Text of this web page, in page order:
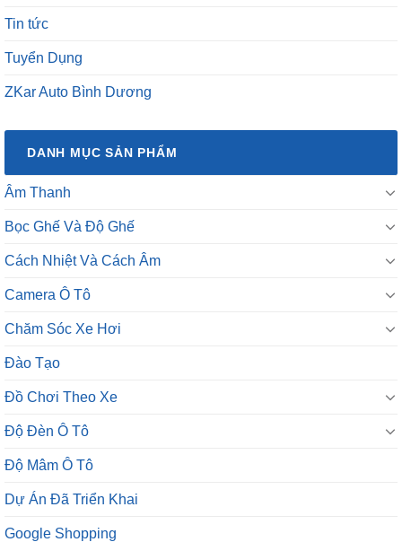
Tin tức
Tuyển Dụng
ZKar Auto Bình Dương
DANH MỤC SẢN PHẨM
Âm Thanh
Bọc Ghế Và Độ Ghế
Cách Nhiệt Và Cách Âm
Camera Ô Tô
Chăm Sóc Xe Hơi
Đào Tạo
Đồ Chơi Theo Xe
Độ Đèn Ô Tô
Độ Mâm Ô Tô
Dự Án Đã Triển Khai
Google Shopping